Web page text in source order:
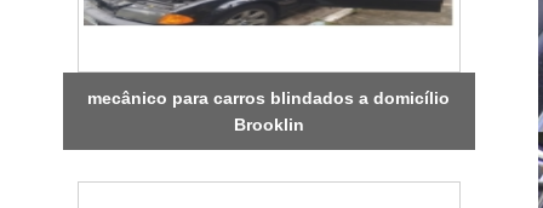
mecânico para carros blindados a domicílio
Brooklin